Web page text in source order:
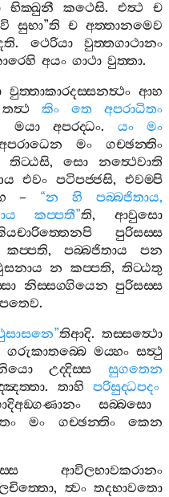
භික‍්ඛුනී කථෙසි. එත්‍ථ
ච
සුභා”ති ච අත‍්තානමෙව
. ථෙරියා
වුත‍්තගාථානං
අයං ගාථා වුත‍්තා.
වුත‍්තාකාරදස‍්සනත්‍ථං ආහ
තත්‍ථ කිං තෙ
අපරාධිතං
මයා අපරද‍්ධං. යං
මං
මං
ගච‍්ඡන‍්තිං
තිට‍්ඨසි, සො
නත්‍ථෙවාති
එවං පටිපජ‍්ජසි,එවම‍්පි
– “න හි පබ‍්බජිතාය,
කප‍්පතී”ති, ආවුසො
පුරිසස‍්ස
කප‍්පති, පබ‍්බජිතාය
පන
න කප‍්පති,තිට‍්ඨතු
නිස‍්සග‍්ගියෙන පුරිසස‍්ස
.
”තිආදි. තස‍්සත්‍ථො
ගරුකාතබ‍්බෙ මය‍්හං සත්‍ථු
උද‍්දිස‍්ස
සුගතෙන
. තාහි
පරිසුද‍්ධපදං
සබ‍්බසො
මං ගච‍්ඡන‍්තිං
කෙන
ආවිලභාවකරානං
, ත්‍වං තදභාවතො